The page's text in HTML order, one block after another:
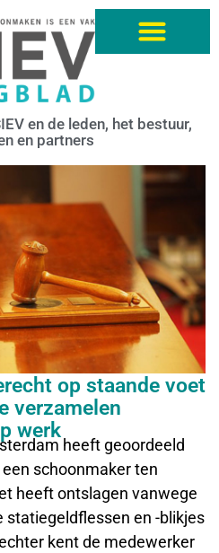
en de leden, het bestuur,
en partners
op staande voet
verzamelen
werk
heeft geoordeeld
schoonmaker ten
heeft ontslagen vanwege
statiegeldflessen en -blikjes
kent de medewerker